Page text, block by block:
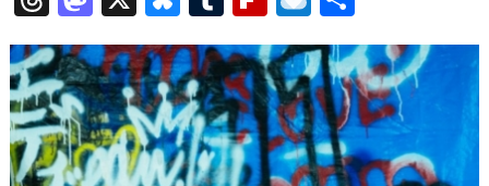
hr
e
a
d
s
a
st
o
d
o
u
e
s
k
y
u
m
bl
r
ip
b
o
ar
d
ai
n
dr
o
p.
有